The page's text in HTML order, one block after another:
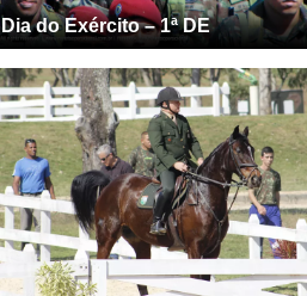
Dia do Exército – 1ª DE